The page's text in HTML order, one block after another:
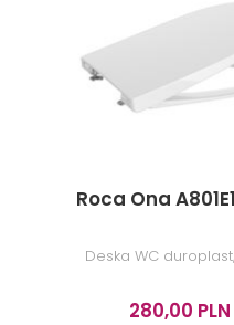
Roca
otworem na baterię
Roca Ona
Deska WC
280,00 PLN